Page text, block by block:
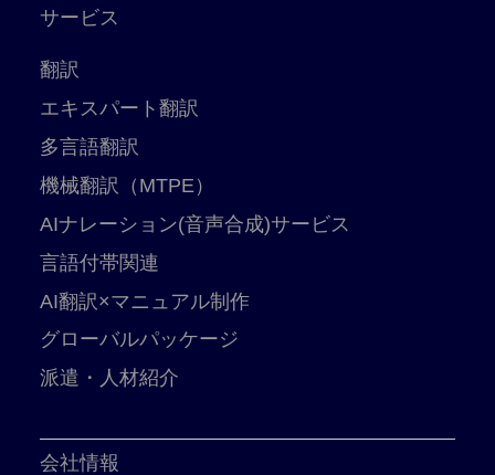
サービス
翻訳
エキスパート翻訳
多言語翻訳
機械翻訳（MTPE）
AIナレーション(音声合成)サービス
言語付帯関連
AI翻訳×マニュアル制作
グローバルパッケージ
派遣・人材紹介
会社情報